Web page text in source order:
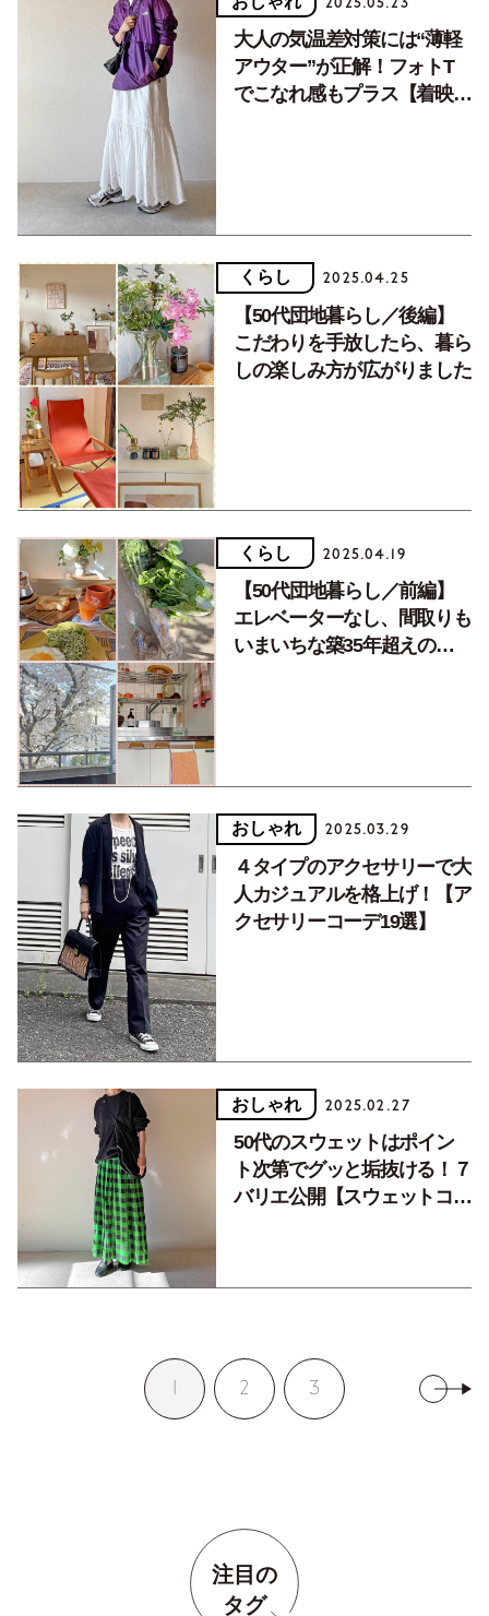
大人の気温差対策には“薄軽
アウター”が正解！フォトT
でこなれ感もプラス【着映え
くらし 2025.04.25
【50代団地暮らし／後編】
こだわりを手放したら、暮ら
しの楽しみ方が広がりました
くらし 2025.04.19
【50代団地暮らし／前編】
エレベーターなし、間取りも
いまいちな築35年超えの団
おしゃれ 2025.03.29
４タイプのアクセサリーで大
人カジュアルを格上げ！【ア
クセサリーコーデ19選】
おしゃれ 2025.02.27
50代のスウェットはポイン
ト次第でグッと垢抜ける！７
バリエ公開【スウェットコー
1 2 3
注目の
タグ